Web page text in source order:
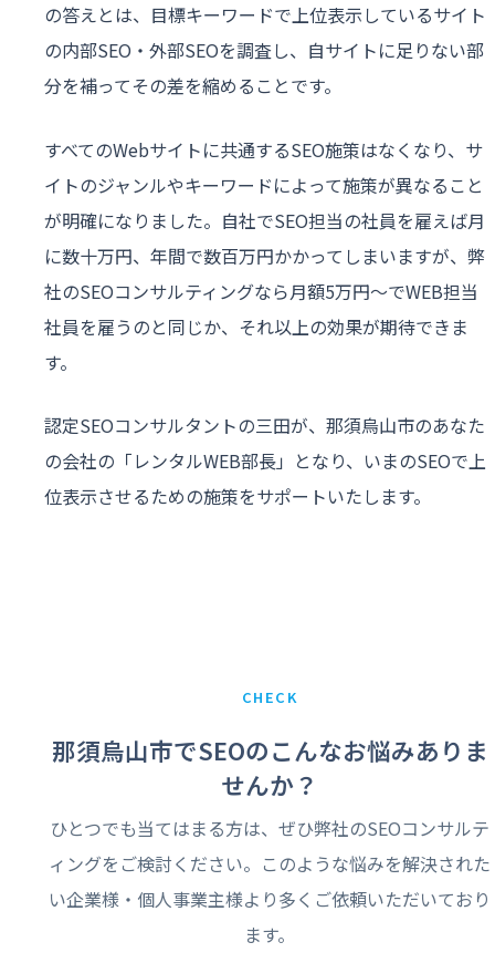
の答えとは、目標キーワードで上位表示しているサイト
の内部SEO・外部SEOを調査し、自サイトに足りない部
分を補ってその差を縮めることです。
すべてのWebサイトに共通するSEO施策はなくなり、サ
イトのジャンルやキーワードによって施策が異なること
が明確になりました。自社でSEO担当の社員を雇えば月
に数十万円、年間で数百万円かかってしまいますが、弊
社のSEOコンサルティングなら月額5万円〜でWEB担当
社員を雇うのと同じか、それ以上の効果が期待できま
す。
認定SEOコンサルタントの三田が、那須烏山市のあなた
の会社の「レンタルWEB部長」となり、いまのSEOで上
位表示させるための施策をサポートいたします。
CHECK
那須烏山市でSEOのこんなお悩みありま
せんか？
ひとつでも当てはまる方は、ぜひ弊社のSEOコンサルテ
ィングをご検討ください。このような悩みを解決された
い企業様・個人事業主様より多くご依頼いただいており
ます。